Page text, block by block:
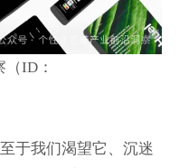
ID：
于我们渴望它、沉迷